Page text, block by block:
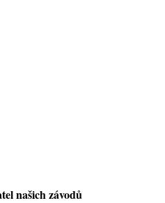
našich závodů